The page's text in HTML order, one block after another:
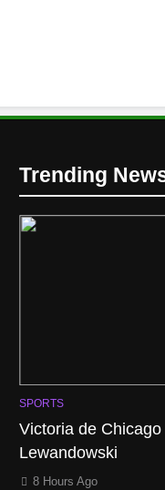
Trending
SPORTS
Victoria de
Lewandowski
8 Hours Ago